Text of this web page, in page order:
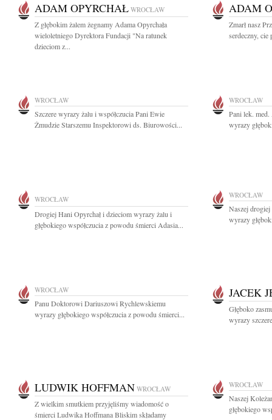
ADAM OPYRCHAŁ WROCŁAW
Z głębokim żalem żegnamy Adama Opyrchała
wieloletniego Dyrektora Fundacji "Na ratunek
dzieciom z...
ADAM
Zmarł nasz
serdeczny, cie
WROCŁAW
Szczere wyrazy żalu i współczucia Pani Ewie
Żmudzie Starszemu Inspektorowi ds. Biurowości...
WROCŁAW
Pani lek.
wyrazy
WROCŁAW
Drogiej Hani Opyrchał i dzieciom wyrazy żalu i
głębokiego współczucia z powodu śmierci Adasia...
WROCŁAW
Naszej
wyrazy
WROCŁAW
Panu Doktorowi Dariuszowi Rychlewskiemu
wyrazy głębokiego współczucia z powodu śmierci...
JACEK
Głęboko
wyrazy
LUDWIK HOFFMAN WROCŁAW
Z wielkim smutkiem przyjęliśmy wiadomość o
śmierci Ludwika Hoffmana Bliskim składamy
WROCŁAW
Naszej
głębokiego